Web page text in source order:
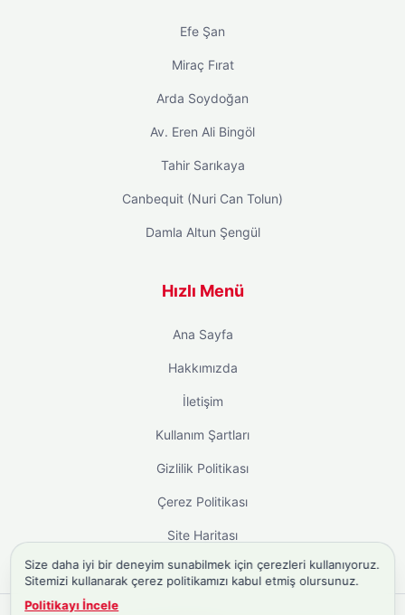
Efe Şan
Miraç Fırat
Arda Soydoğan
Av. Eren Ali Bingöl
Tahir Sarıkaya
Canbequit (Nuri Can Tolun)
Damla Altun Şengül
Hızlı Menü
Ana Sayfa
Hakkımızda
İletişim
Kullanım Şartları
Gizlilik Politikası
Çerez Politikası
Site Haritası
Size daha iyi bir deneyim sunabilmek için çerezleri kullanıyoruz.
Sitemizi kullanarak çerez politikamızı kabul etmiş olursunuz.
Politikayı İncele